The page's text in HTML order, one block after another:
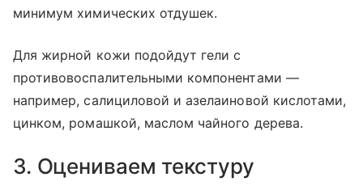
минимум химических отдушек.
Для жирной кожи подойдут гели с
противовоспалительными компонентами —
например, салициловой и азелаиновой кислотами,
цинком, ромашкой, маслом чайного дерева.
3. Оцениваем текстуру